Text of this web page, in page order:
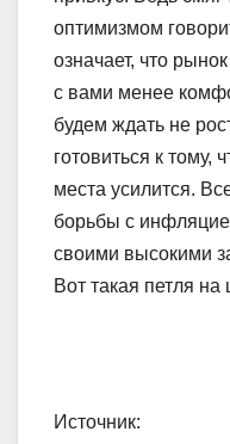
оптимизмом
означает, что
с вами менее
будем ждать не
готовиться к тому,
места усилится.
борьбы с
своими высокими
Вот такая петля на
Источник: